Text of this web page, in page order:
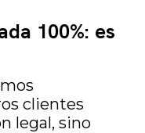
100%: es
clientes
legal, sino